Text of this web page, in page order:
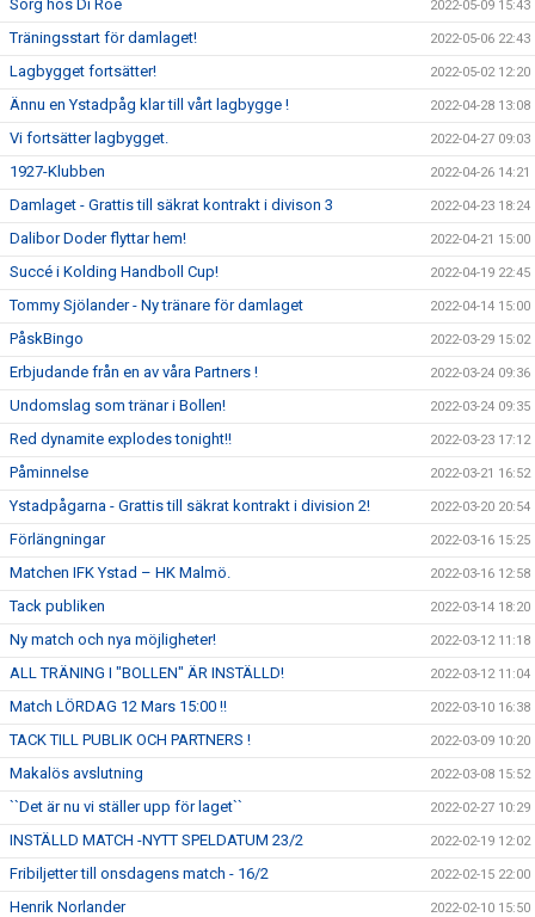
Sorg hos Di Röe 2022-05-09 15:43
Träningsstart för damlaget! 2022-05-06 22:43
Lagbygget fortsätter! 2022-05-02 12:20
Ännu en Ystadpåg klar till vårt lagbygge ! 2022-04-28 13:08
Vi fortsätter lagbygget. 2022-04-27 09:03
1927-Klubben 2022-04-26 14:21
Damlaget - Grattis till säkrat kontrakt i divison 3 2022-04-23 18:24
Dalibor Doder flyttar hem! 2022-04-21 15:00
Succé i Kolding Handboll Cup! 2022-04-19 22:45
Tommy Sjölander - Ny tränare för damlaget 2022-04-14 15:00
PåskBingo 2022-03-29 15:02
Erbjudande från en av våra Partners ! 2022-03-24 09:36
Undomslag som tränar i Bollen! 2022-03-24 09:35
Red dynamite explodes tonight!! 2022-03-23 17:12
Påminnelse 2022-03-21 16:52
Ystadpågarna - Grattis till säkrat kontrakt i division 2! 2022-03-20 20:54
Förlängningar 2022-03-16 15:25
Matchen IFK Ystad – HK Malmö. 2022-03-16 12:58
Tack publiken 2022-03-14 18:20
Ny match och nya möjligheter! 2022-03-12 11:18
ALL TRÄNING I "BOLLEN" ÄR INSTÄLLD! 2022-03-12 11:04
Match LÖRDAG 12 Mars 15:00 !! 2022-03-10 16:38
TACK TILL PUBLIK OCH PARTNERS ! 2022-03-09 10:20
Makalös avslutning 2022-03-08 15:52
``Det är nu vi ställer upp för laget`` 2022-02-27 10:29
INSTÄLLD MATCH -NYTT SPELDATUM 23/2 2022-02-19 12:02
Fribiljetter till onsdagens match - 16/2 2022-02-15 22:00
Henrik Norlander 2022-02-10 15:50